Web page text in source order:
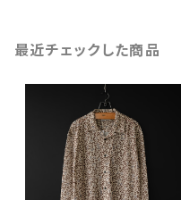
最近チェックした商品